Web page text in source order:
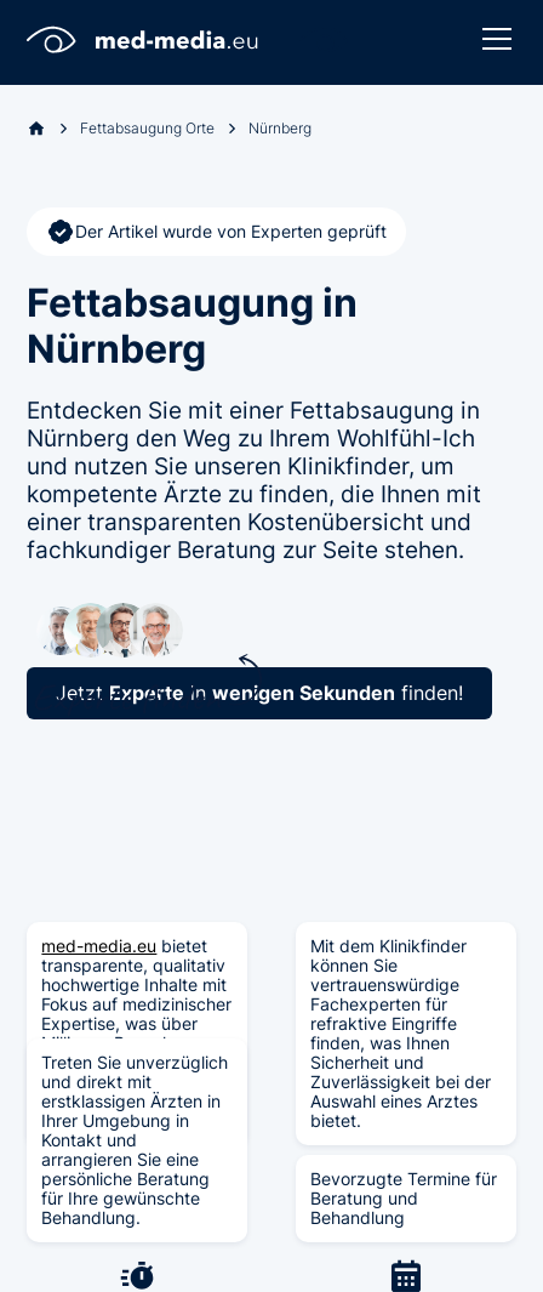
Fettabsaugung Orte Nürnberg
Der Artikel wurde von Experten geprüft
Fettabsaugung in
Nürnberg
Entdecken Sie mit einer Fettabsaugung in
Nürnberg den Weg zu Ihrem Wohlfühl-Ich
und nutzen Sie unseren Klinikfinder, um
kompetente Ärzte zu finden, die Ihnen mit
einer transparenten Kostenübersicht und
fachkundiger Beratung zur Seite stehen.
Jetzt Experte inwenigen Sekunden finden!
med-media.eu bietet
transparente, qualitativ
hochwertige Inhalte mit
Fokus auf medizinischer
Expertise, was über
Millionen Besucher
generiert hat und zu
Berichterstattungen in
verschiedenen Medien
führt.
Verifiziert
durch Experten
Mit dem Klinikfinder
können Sie
vertrauenswürdige
Fachexperten für
refraktive Eingriffe
finden, was Ihnen
Sicherheit und
Zuverlässigkeit bei der
Auswahl eines Arztes
bietet.
Große Auswahl
an Fachexperten
Treten Sie unverzüglich
und direkt mit
erstklassigen Ärzten in
Ihrer Umgebung in
Kontakt und
arrangieren Sie eine
persönliche Beratung
für Ihre gewünschte
Behandlung.
Bevorzugte Termine für
Beratung und
Behandlung